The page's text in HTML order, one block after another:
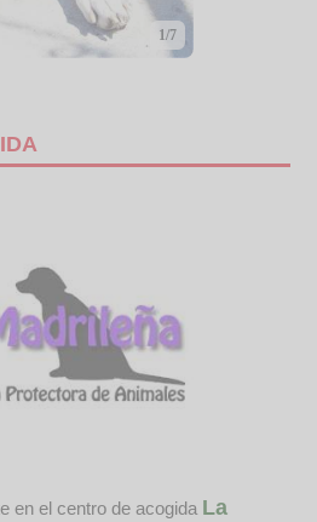
1/7
en el centro de acogida La